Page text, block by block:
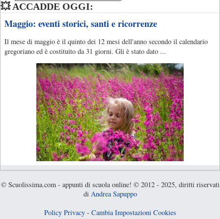
💥 ACCADDE OGGI:
Maggio: eventi storici, santi e ricorrenze
Il mese di maggio è il quinto dei 12 mesi dell'anno secondo il calendario
gregoriano ed è costituito da 31 giorni. Gli è stato dato ...
© Scuolissima.com - appunti di scuola online! © 2012 - 2025, diritti riservati
di Andrea Sapuppo
Policy Privacy- Cambia Impostazioni Cookies